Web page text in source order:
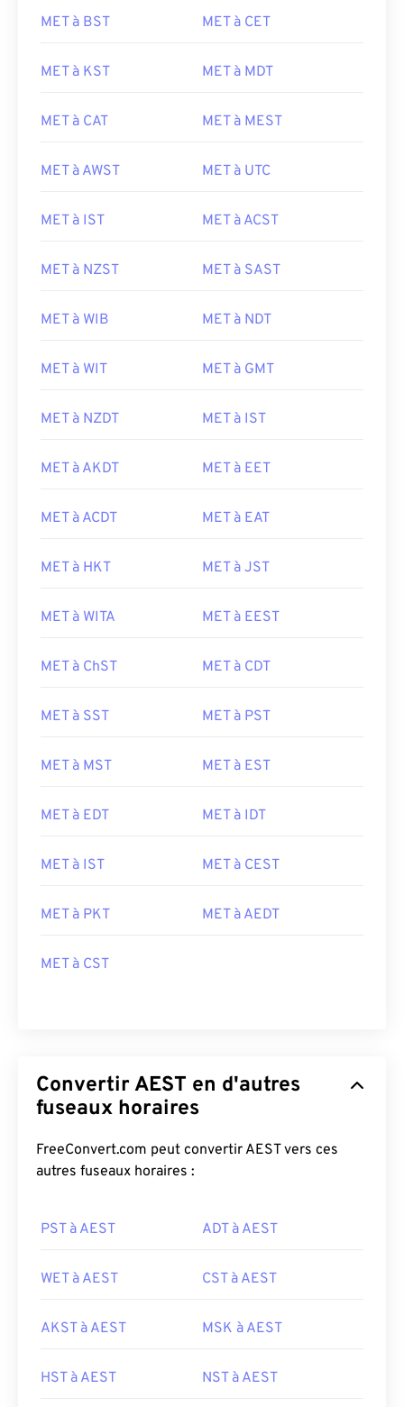
MET à BST MET à CET
MET à KST MET à MDT
MET à CAT MET à MEST
MET à AWST MET à UTC
MET à IST MET à ACST
MET à NZST MET à SAST
MET à WIB MET à NDT
MET à WIT MET à GMT
MET à NZDT MET à IST
MET à AKDT MET à EET
MET à ACDT MET à EAT
MET à HKT MET à JST
MET à WITA MET à EEST
MET à ChST MET à CDT
MET à SST MET à PST
MET à MST MET à EST
MET à EDT MET à IDT
MET à IST MET à CEST
MET à PKT MET à AEDT
MET à CST
Convertir AEST en d'autres
fuseaux horaires
FreeConvert.com peut convertir AEST vers ces
autres fuseaux horaires :
PST à AEST ADT à AEST
WET à AEST CST à AEST
AKST à AEST MSK à AEST
HST à AEST NST à AEST